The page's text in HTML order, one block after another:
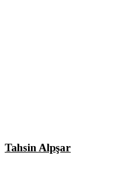
Tahsin Alpşar